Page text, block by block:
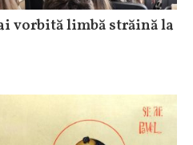
vorbită limbă străină la